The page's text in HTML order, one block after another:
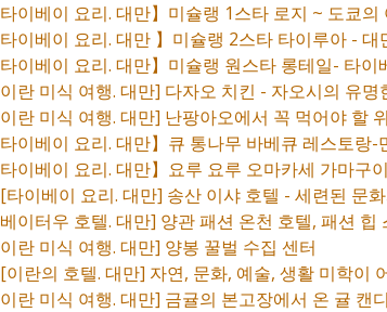
타이베이 요리. 대만】미슐랭 1스타 로지 ~ 도쿄의
타이베이 요리. 대만 】미슐랭 2스타 타이루아 -
타이베이 요리. 대만】미슐랭 원스타 롱테일- 타
이란 미식 여행. 대만] 다자오 치킨 - 자오시의 유
이란 미식 여행. 대만] 난팡아오에서 꼭 먹어야 할
타이베이 요리. 대만】큐 통나무 바베큐 레스토랑
타이베이 요리. 대만】요루 요루 오마카세 가마구
[타이베이 요리. 대만] 송산 이샤 호텔 - 세련된 문
베이터우 호텔. 대만] 양관 패션 온천 호텔, 패션 힙
이란 미식 여행. 대만] 양봉 꿀벌 수집 센터
[이란의 호텔. 대만] 자연, 문화, 예술, 생활 미학이
이란 미식 여행. 대만] 금귤의 본고장에서 온 귤 캔디